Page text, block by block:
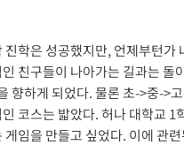
진학은 성공했지만, 언제부턴가
친구들이 나아가는 길과는 돌
향하게 되었다. 물론 초->중->
코스는 밟았다. 허나 대학교 1
게임을 만들고 싶었다. 이에 관련